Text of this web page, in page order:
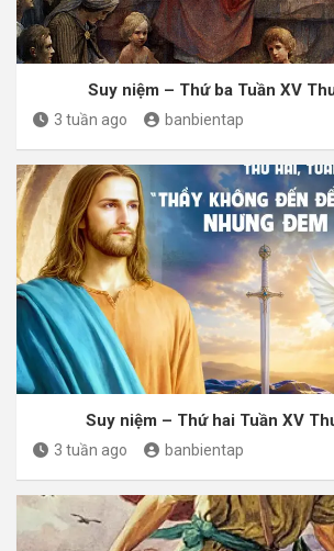
Suy niệm – Thứ ba Tuần XV
3 tuần ago banbientap
Suy niệm – Thứ hai Tuần XV
3 tuần ago banbientap